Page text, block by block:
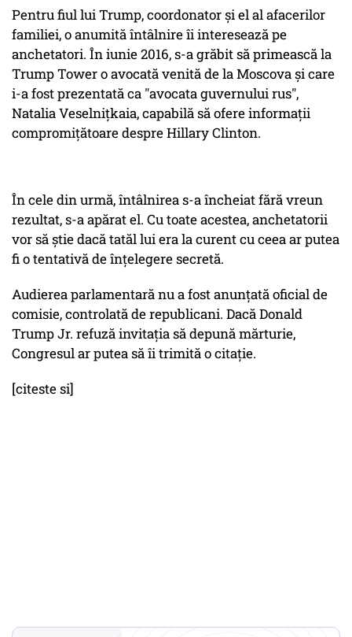
Pentru fiul lui Trump, coordonator și el al afacerilor
familiei, o anumită întâlnire îi interesează pe
anchetatori. În iunie 2016, s-a grăbit să primească la
Trump Tower o avocată venită de la Moscova și care
i-a fost prezentată ca "avocata guvernului rus",
Natalia Veselnițkaia, capabilă să ofere informații
compromițătoare despre Hillary Clinton.
În cele din urmă, întâlnirea s-a încheiat fără vreun
rezultat, s-a apărat el. Cu toate acestea, anchetatorii
vor să știe dacă tatăl lui era la curent cu ceea ar putea
fi o tentativă de înțelegere secretă.
Audierea parlamentară nu a fost anunțată oficial de
comisie, controlată de republicani. Dacă Donald
Trump Jr. refuză invitația să depună mărturie,
Congresul ar putea să îi trimită o citație.
[citeste si]